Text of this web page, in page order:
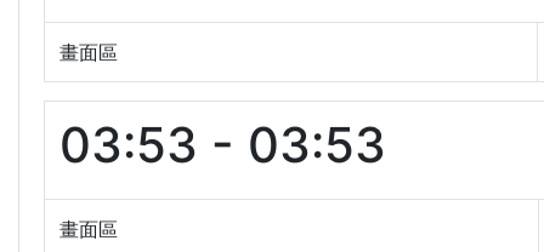
畫面區
03:53 - 03:53
畫面區